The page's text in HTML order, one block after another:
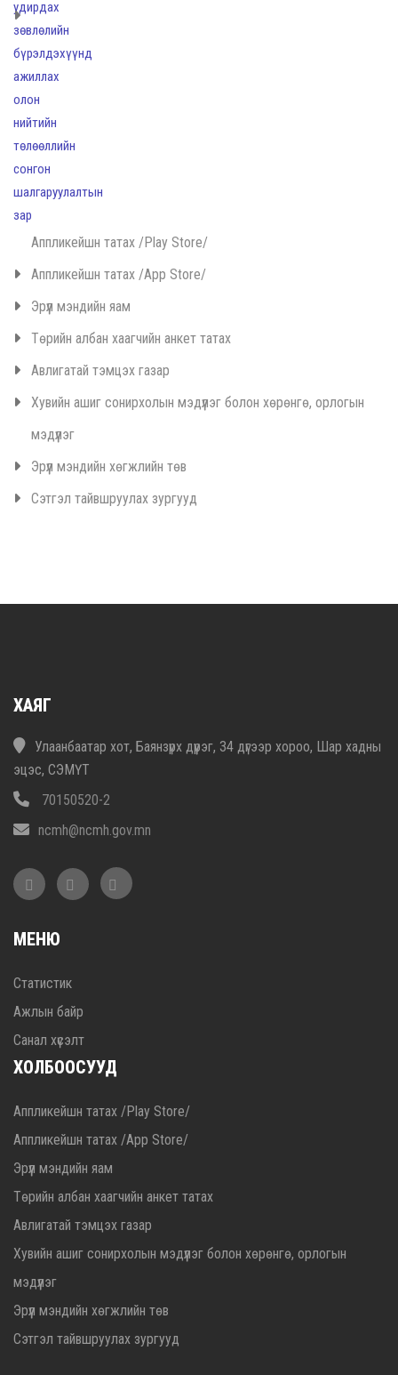
Аппликейшн татах /Play Store/
Аппликейшн татах /App Store/
Эрүүл мэндийн яам
Төрийн албан хаагчийн анкет татах
Авлигатай тэмцэх газар
Хувийн ашиг сонирхолын мэдүүлэг болон хөрөнгө, орлогын
мэдүүлэг
Эрүүл мэндийн хөгжлийн төв
Сэтгэл тайвшруулах зургууд
ХАЯГ
Улаанбаатар хот, Баянзүрх дүүрэг, 34 дүгээр хороо, Шар хадны
эцэс, СЭМҮТ
70150520-2
ncmh@ncmh.gov.mn
МЕНЮ
Статистик
Ажлын байр
Санал хүсэлт
ХОЛБООСУУД
Аппликейшн татах /Play Store/
Аппликейшн татах /App Store/
Эрүүл мэндийн яам
Төрийн албан хаагчийн анкет татах
Авлигатай тэмцэх газар
Хувийн ашиг сонирхолын мэдүүлэг болон хөрөнгө, орлогын
мэдүүлэг
Эрүүл мэндийн хөгжлийн төв
Сэтгэл тайвшруулах зургууд